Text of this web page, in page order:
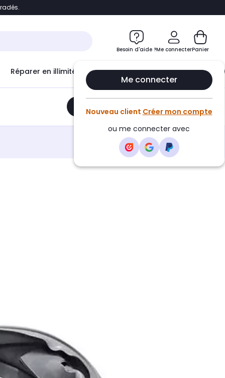
Accéder directement au chatbot
Besoin d'aide ?Me connecter
Me connecter
Nouveau client Créer mon compte
ou me connecter avec
Panier
Réparer en illimité avec Le Club Infinity
Ajouter au panier